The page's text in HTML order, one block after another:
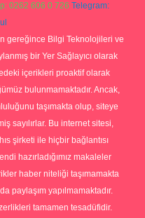
0262 606 0 726 Telegram:
gereğince Bilgi Teknolojileri ve
bir Yer Sağlayıcı olarak
içerikleri proaktif olarak
bulunmamaktadır. Ancak,
taşımakta olup, siteye
sayılırlar. Bu internet sitesi,
şirketi ile hiçbir bağlantısı
hazırladığımız makaleler
haber niteliği taşımamakta
paylaşım yapılmamaktadır.
tamamen tesadüfidir.